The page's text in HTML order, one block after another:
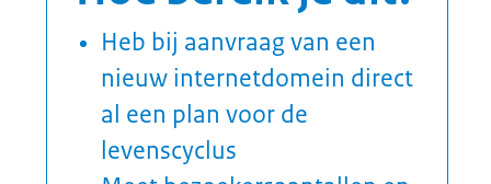
waren maar nog steeds niet
zijn opgeheven.
Het is verstandig om al vóór
het registreren van een
website na te denken over